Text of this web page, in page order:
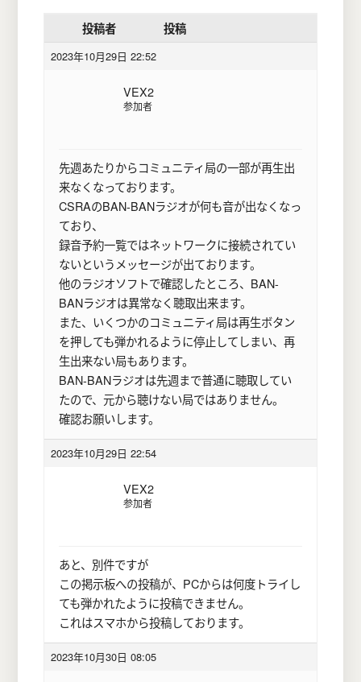
投稿者 投稿
2023年10月29日 22:52
VEX2
参加者
先週あたりからコミュニティ局の一部が再生出
来なくなっております。
CSRAのBAN-BANラジオが何も音が出なくなっ
ており、
録音予約一覧ではネットワークに接続されてい
ないというメッセージが出ております。
他のラジオソフトで確認したところ、BAN-
BANラジオは異常なく聴取出来ます。
また、いくつかのコミュニティ局は再生ボタン
を押しても弾かれるように停止してしまい、再
生出来ない局もあります。
BAN-BANラジオは先週まで普通に聴取してい
たので、元から聴けない局ではありません。
確認お願いします。
2023年10月29日 22:54
VEX2
参加者
あと、別件ですが
この掲示板への投稿が、PCからは何度トライし
ても弾かれたように投稿できません。
これはスマホから投稿しております。
2023年10月30日 08:05